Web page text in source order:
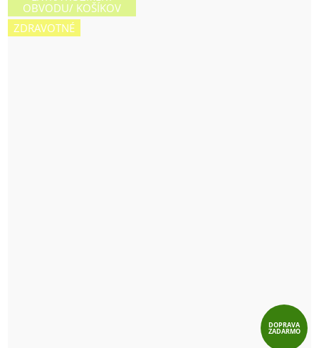
OBVODU/ KOŠÍKOV
ZDRAVOTNÉ
DOPRAVA
ZADARMO